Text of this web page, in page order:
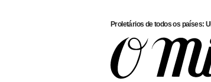
Proletários de todos os países: